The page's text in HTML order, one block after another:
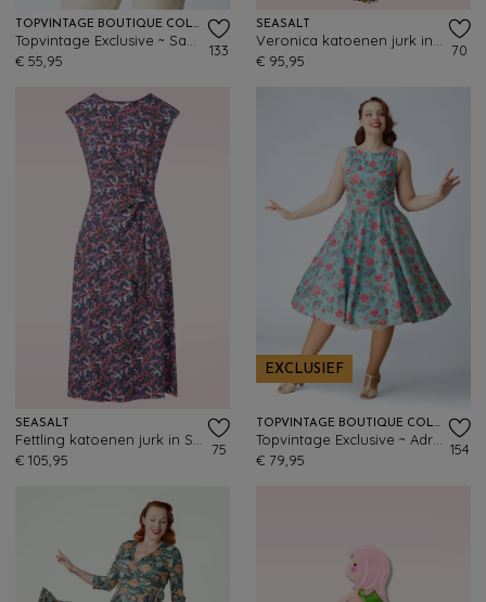
TOPVINTAGE BOUTIQUE COLLECTION
€ 55,95
133
SEASALT
€ 95,95
70
SEASALT
€ 105,95
75
EXCLUSIEF
TOPVINTAGE BOUTIQUE COLLECTION
€ 79,95
154